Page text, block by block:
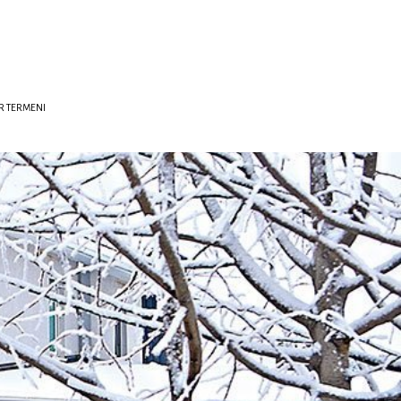
TERMENI